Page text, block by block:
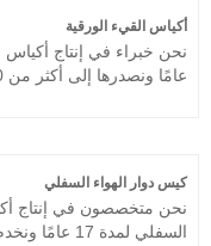
نأمل أن نصبح شريكك على
أكياس القيء الورقية
والمحتملين.
كيس دوار الهواء السفلي
نحن متخصصون في إنتاج